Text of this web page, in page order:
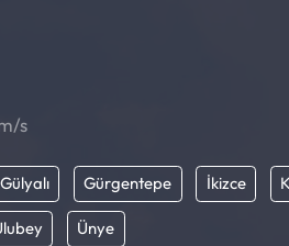
s
Gülyalı Gürgentepe İkizce
Ünye